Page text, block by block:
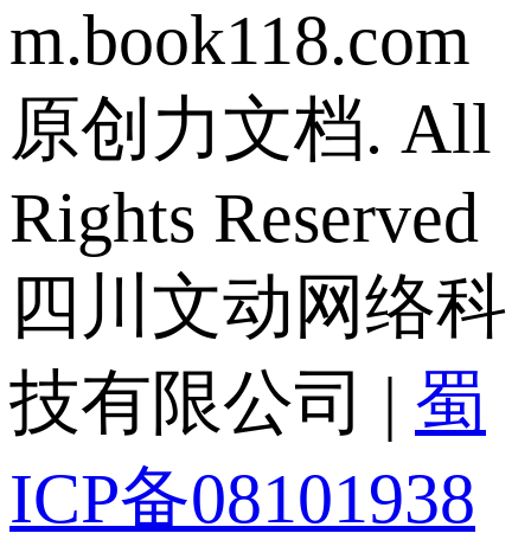
m.book118.com
原创力文档. All
Rights Reserved
四川文动网络科
技有限公司 | 蜀
ICP备08101938